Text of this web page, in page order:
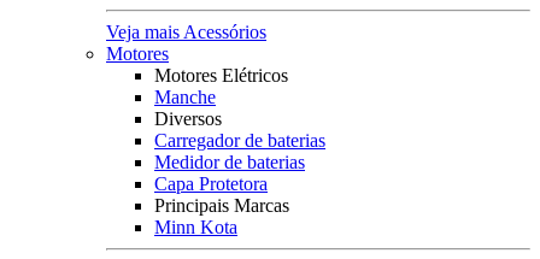
Veja mais Acessórios
Motores
Motores Elétricos
Manche
Diversos
Carregador de baterias
Medidor de baterias
Capa Protetora
Principais Marcas
Minn Kota